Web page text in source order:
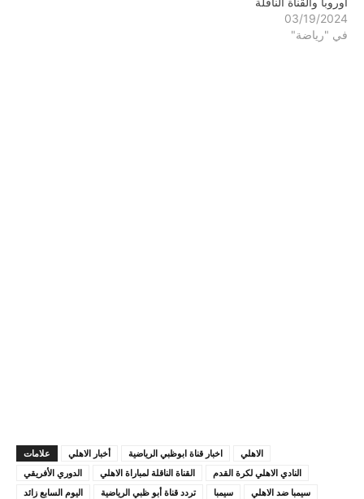
03/19/2024
في "رياضة"
علامات أخبار الاهلي اخبار قناة ابوظبي الرياضية
الاهلي
الدوري الأفريقي
القناة الناقلة لمباراة الاهلي
النادي الاهلي لكرة القدم
اليوم السابع زائد
تردد قناة أبو ظبي الرياضية سيمبا
سيمبا ضد الاهلي